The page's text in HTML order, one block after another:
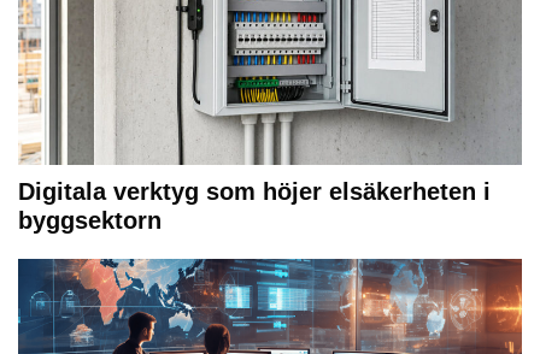
Digitala verktyg som höjer elsäkerheten i
byggsektorn